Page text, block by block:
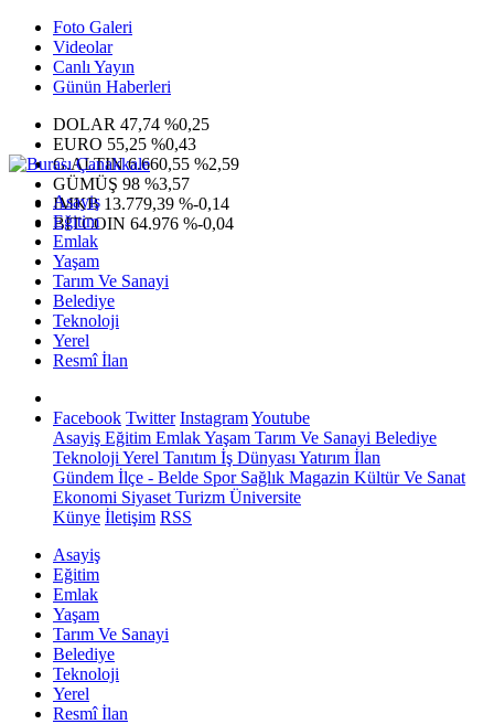
Foto Galeri
Videolar
Canlı Yayın
Günün Haberleri
DOLAR 47,74 %0,25
EURO 55,25 %0,43
G.ALTIN6.660,55 %2,59
GÜMÜŞ 98 %3,57
IMKB 13.779,39 %-0,14
BITCOIN 64.976 %-0,04
Asayiş
Eğitim
Emlak
Yaşam
Tarım Ve Sanayi
Belediye
Teknoloji
Yerel
Resmî İlan
Facebook Twitter InstagramYoutube
Asayiş Eğitim EmlakYaşam Tarım Ve Sanayi Belediye
Teknoloji Yerel Tanıtım İş Dünyası Yatırım İlan
Gündem İlçe - Belde SporSağlık Magazin Kültür Ve Sanat
Ekonomi Siyaset Turizm Üniversite
Künye İletişim RSS
Asayiş
Eğitim
Emlak
Yaşam
Tarım Ve Sanayi
Belediye
Teknoloji
Yerel
Resmî İlan